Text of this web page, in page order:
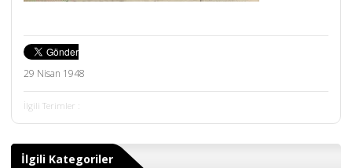
29 Nisan 1948
İlgili Terimler :
İlgili Kategoriler